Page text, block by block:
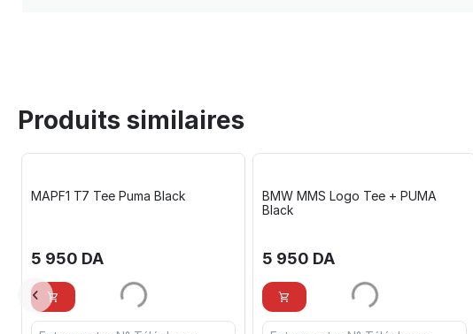
Produits similaires
MAPF1 T7 Tee Puma Black
5 950 DA
BMW MMS Logo Tee + PUMA
Black
5 950 DA